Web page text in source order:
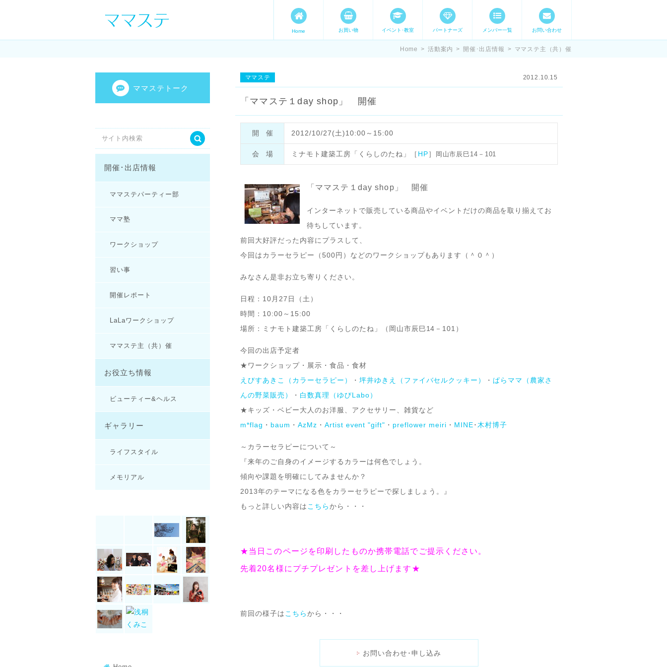
ママの才能発信します。 手づくり表現ステージ ママステ スキル・
Home お買い物 イベント･教室 パートナーズ メンバー一覧 お問い合わせ
Home > 活動案内 > 開催･出店情報 > ママステ主（共）催
ママステ 2012.10.15
「ママステ１day shop」 開催
開催 2012/10/27(土)10:00～15:00
会場 ミナモト建築工房「くらしのたね」［ HP］ 岡山市辰巳14－101
「ママステ１day shop」 開催
インターネットで販売している商品やイベントだけの商品を取り揃えてお
待ちしています。
前回大好評だった内容にプラスして、
今回はカラーセラピー（500円）などのワークショップもあります（＾０＾）
みなさん是非お立ち寄りください。
日程：10月27日（土）
時間：10:00～15:00
場所：ミナモト建築工房「くらしのたね」（岡山市辰巳14－101）
今回の出店予定者
★ワークショップ・展示・食品・食材
えびすあきこ（カラーセラピー）
・ 坪井ゆきえ（ファイバセルクッキー） ・ぱらママ（農家さ
んの野菜販売）
・ 白数真理（ゆびLabo）
★キッズ・ベビー大人のお洋服、アクセサリー、雑貨など
m*flag ・ baum ・ AzMz ・ Artist event "gift" ・ preflower meiri ・ MINE･木村博子
～カラーセラピーについて～
『来年のご自身のイメージするカラーは何色でしょう。
傾向や課題を明確にしてみませんか？
2013年のテーマになる色をカラーセラピーで探しましょう。』
もっと詳しい内容はこちらから・・・
★当日このページを印刷したものか携帯電話でご提示ください。
先着20名様にプチプレゼントを差し上げます★
前回の様子はこちらから・・・
お問い合わせ･申し込み
ママステトーク
開催･出店情報
ママステパーティー部
ママ塾
ワークショップ
習い事
開催レポート
LaLaワークショップ
ママステ主（共）催
お役立ち情報
ビューティー&ヘルス
ギャラリー
ライフスタイル
メモリアル